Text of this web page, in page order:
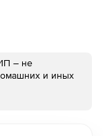
– не
и иных